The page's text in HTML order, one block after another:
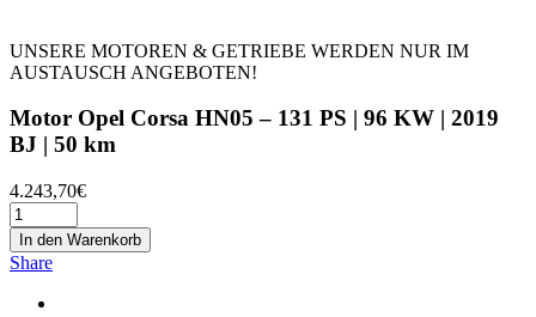
UNSERE MOTOREN & GETRIEBE WERDEN NUR IM
AUSTAUSCH ANGEBOTEN!
Motor Opel Corsa HN05 – 131 PS | 96 KW | 2019
BJ | 50 km
4.243,70€
In den Warenkorb
Share